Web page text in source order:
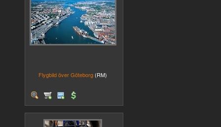
Flygbild över Göteborg (RM)